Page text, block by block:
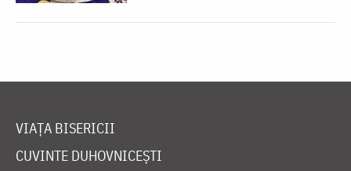
VIAȚA BISERICII
CUVINTE DUHOVNICEȘTI